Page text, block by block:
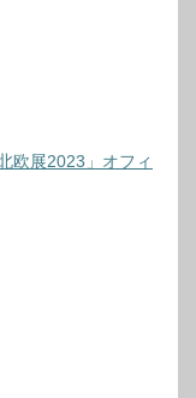
欧展2023」オフィ